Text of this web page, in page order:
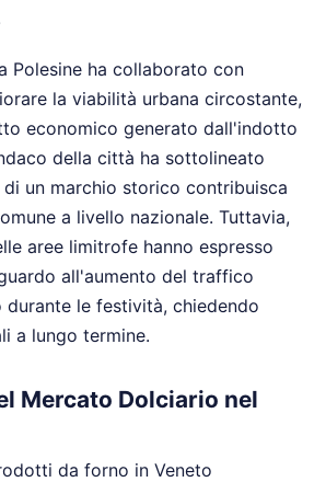
Polesine ha collaborato con
la viabilità urbana circostante,
economico generato dall'indotto
della città ha sottolineato
un marchio storico contribuisca
a livello nazionale. Tuttavia,
aree limitrofe hanno espresso
all'aumento del traffico
durante le festività, chiedendo
a lungo termine.
Mercato Dolciario nel
da forno in Veneto